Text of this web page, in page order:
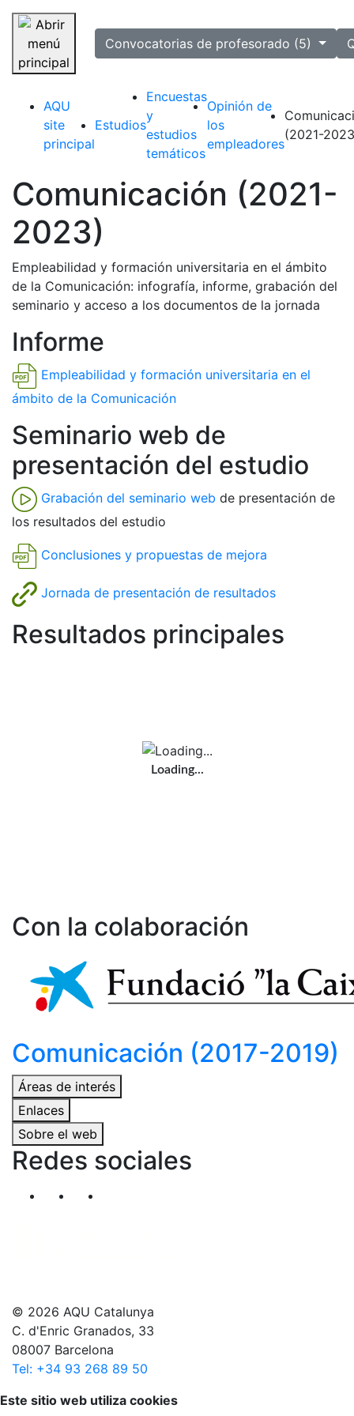
Saltar navegación
selectedConvocatorias de profesorado (5)
AQU
site
principal
Estudios
Encuestas
y
estudios
temáticos
Opinión de
los
empleadores
(2021-
Comunicación (2021-
2023)
Empleabilidad y formación universitaria en el ámbito
de la Comunicación: infografía, informe, grabación del
seminario y acceso a los documentos de la jornada
Informe
Empleabilidad y formación universitaria en el
ámbito de la Comunicación
Seminario web de
presentación del estudio
Grabación del seminario web de presentación de
los resultados del estudio
Conclusiones y propuestas de mejora
Jornada de presentación de resultados
Resultados principales
Loading...
Con la colaboración
Comunicación (2017-2019)
Áreas de interés
Enlaces
Sobre el web
Redes sociales
Segueix-nos al nostre canal de Twitter
© 2026 AQU Catalunya
C. d'Enric Granados, 33
08007 Barcelona
Tel: +34 93 268 89 50
Volver arriba
Este sitio web utiliza cookies